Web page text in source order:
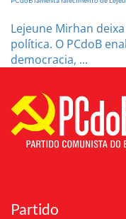
Lejeune Mirhan
política. O PCdoB
democracia, ...
Partido